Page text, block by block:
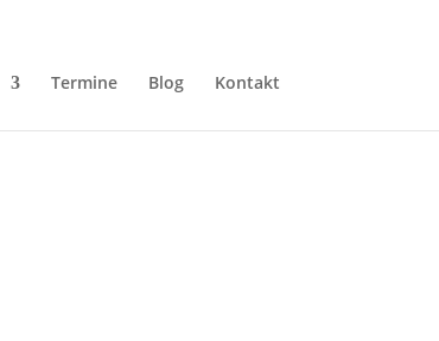
Termine Blog Kontakt